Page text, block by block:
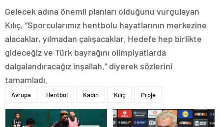
Gelecek adına önemli planları olduğunu vurgulayan
Kılıç, “Sporcularımız hentbolu hayatlarının merkezine
alacaklar, yılmadan çalışacaklar. Hedefe hep birlikte
gideceğiz ve Türk bayrağını olimpiyatlarda
dalgalandıracağız inşallah.” diyerek sözlerini
tamamladı.
Avrupa Hentbol Kadın Kılıç Proje